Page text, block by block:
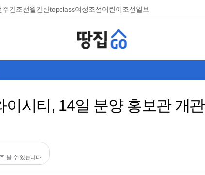
주간조선월간산topclass여성조선어린이조선일보
이시티, 14일 분양 홍보관 개관
볼 수 있습니다.